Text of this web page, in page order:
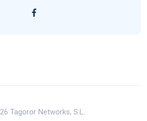
Tagoror Networks, S.L.